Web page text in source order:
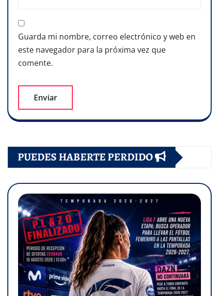
Guarda mi nombre, correo electrónico y web en
este navegador para la próxima vez que
comente.
PUEDES HABERTE PERDIDO